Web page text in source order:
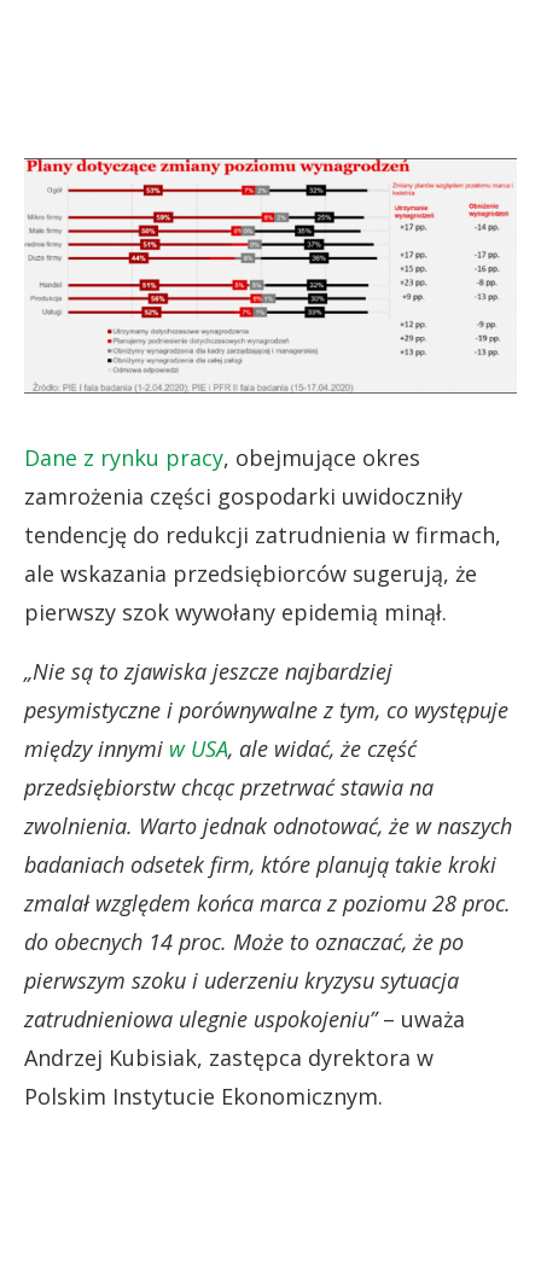
Dane z rynku pracy, obejmujące okres
zamrożenia części gospodarki uwidoczniły
tendencję do redukcji zatrudnienia w firmach,
ale wskazania przedsiębiorców sugerują, że
pierwszy szok wywołany epidemią minął.
„Nie są to zjawiska jeszcze najbardziej
pesymistyczne i porównywalne z tym, co występuje
między innymi w USA, ale widać, że część
przedsiębiorstw chcąc przetrwać stawia na
zwolnienia. Warto jednak odnotować, że w naszych
badaniach odsetek firm, które planują takie kroki
zmalał względem końca marca z poziomu 28 proc.
do obecnych 14 proc. Może to oznaczać, że po
pierwszym szoku i uderzeniu kryzysu sytuacja
zatrudnieniowa ulegnie uspokojeniu”– uważa
Andrzej Kubisiak, zastępca dyrektora w
Polskim Instytucie Ekonomicznym.